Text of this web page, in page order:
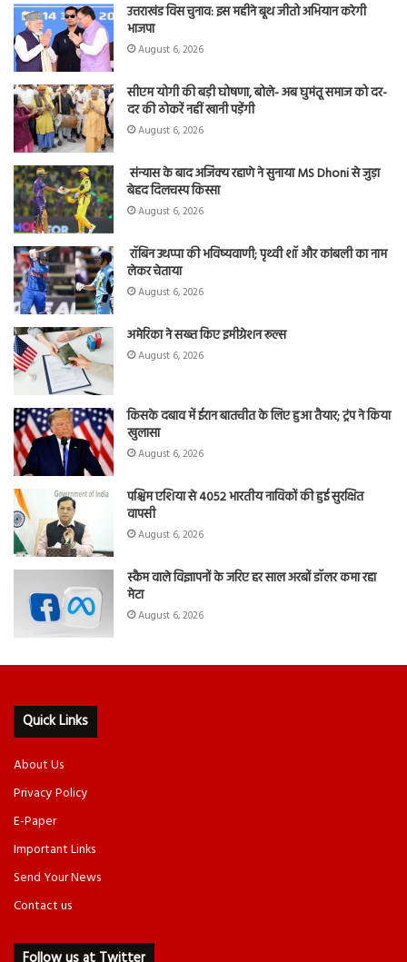
उत्तराखंड विस चुनाव: इस महीने बूथ जीतो अभियान करेगी
भाजपा
August 6, 2026
सीएम योगी की बड़ी घोषणा, बोले- अब घुमंतू समाज को दर-
दर की ठोकरें नहीं खानी पड़ेंगी
August 6, 2026
संन्यास के बाद अजिंक्‍य रहाणे ने सुनाया MS Dhoni से जुड़ा
बेहद दिलचस्प किस्सा
August 6, 2026
रॉबिन उथप्पा की भविष्यवाणी; पृथ्वी शॉ और कांबली का नाम
लेकर चेताया
August 6, 2026
अमेरिका ने सख्त किए इमीग्रेशन रूल्स
August 6, 2026
किसके दबाव में ईरान बातचीत के लिए हुआ तैयार; ट्रंप ने किया
खुलासा
August 6, 2026
पश्चिम एशिया से 4052 भारतीय नाविकों की हुई सुरक्षित
वापसी
August 6, 2026
स्कैम वाले विज्ञापनों के जरिए हर साल अरबों डॉलर कमा रहा
मेटा
August 6, 2026
Quick Links
About Us
Privacy Policy
E-Paper
Important Links
Send Your News
Contact us